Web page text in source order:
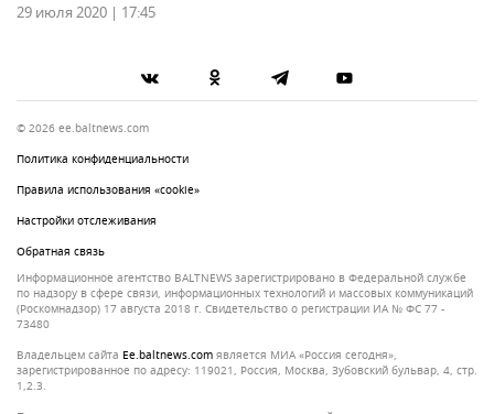
29 июля 2020 | 17:45
© 2026 ee.baltnews.com
Политика конфиденциальности
Правила использования «cookie»
Настройки отслеживания
Обратная связь
Информационное агентство BALTNEWS зарегистрировано в Федеральной службе
по надзору в сфере связи, информационных технологий и массовых коммуникаций
(Роскомнадзор) 17 августа 2018 г. Свидетельство о регистрации ИА № ФС 77 -
73480
Владельцем сайта
ee.baltnews.com является МИА «Россия сегодня»,
зарегистрированное по адресу: 119021, Россия, Москва, Зубовский бульвар, 4, стр.
1,2.3.